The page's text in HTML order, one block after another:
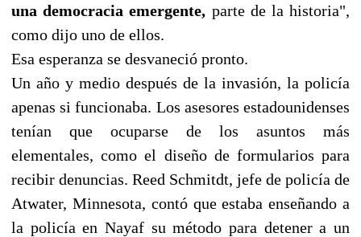
una democracia emergente, parte de la historia",
como dijo uno de ellos.
Esa esperanza se desvaneció pronto.
Un año y medio después de la invasión, la policía
apenas si funcionaba. Los asesores estadounidenses
tenían que ocuparse de los asuntos más
elementales, como el diseño de formularios para
recibir denuncias. Reed Schmitdt, jefe de policía de
Atwater, Minnesota, contó que estaba enseñando a
la policía en Nayaf su método para detener a un